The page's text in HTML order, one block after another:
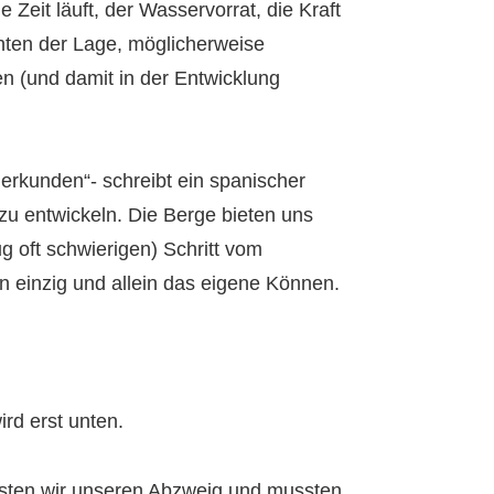
Zeit läuft, der Wasservorrat, die Kraft
der Lage, möglicherweise
(und damit in der Entwicklung
schreibt ein spanischer
entwickeln. Die Berge bieten uns
oft schwierigen) Schritt vom
einzig und allein das eigene Können.
erst unten.